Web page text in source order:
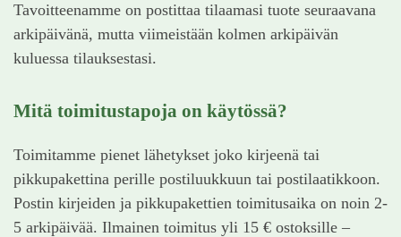
Tavoitteenamme on postittaa tilaamasi tuote seuraavana
arkipäivänä, mutta viimeistään kolmen arkipäivän
kuluessa tilauksestasi.
Mitä toimitustapoja on käytössä?
Toimitamme pienet lähetykset joko kirjeenä tai
pikkupakettina perille postiluukkuun tai postilaatikkoon.
Postin kirjeiden ja pikkupakettien toimitusaika on noin 2-
5 arkipäivää. Ilmainen toimitus yli 15 € ostoksille –